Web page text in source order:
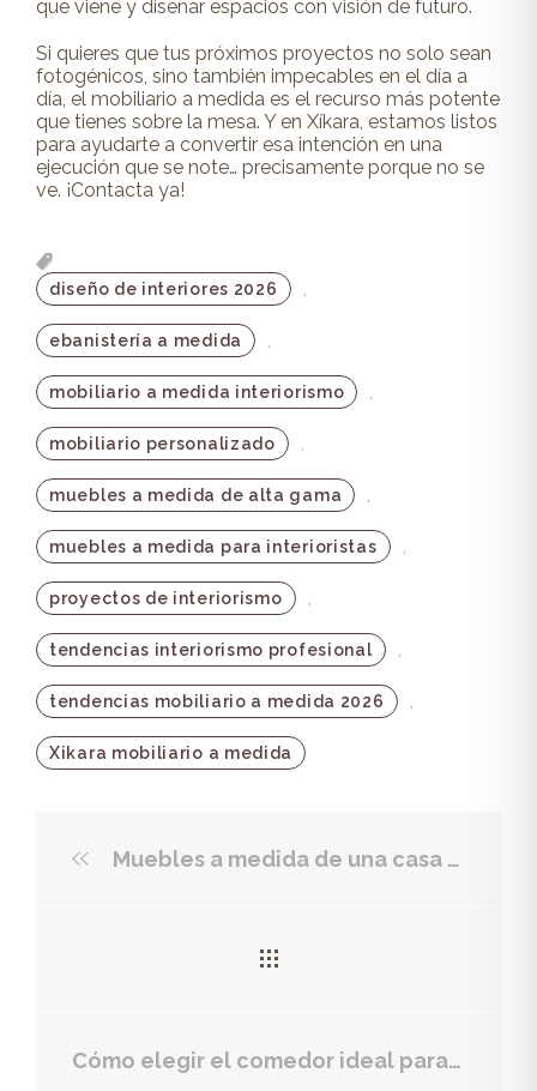
que viene y diseñar espacios con visión de futuro.
Si quieres que tus próximos proyectos no solo sean
fotogénicos, sino también impecables en el día a
día, el mobiliario a medida es el recurso más potente
que tienes sobre la mesa. Y en Xíkara, estamos listos
para ayudarte a convertir esa intención en una
ejecución que se note… precisamente porque no se
ve. ¡Contacta ya!
diseño de interiores 2026 ,
ebanistería a medida ,
mobiliario a medida interiorismo ,
mobiliario personalizado ,
muebles a medida de alta gama ,
muebles a medida para interioristas ,
proyectos de interiorismo ,
tendencias interiorismo profesional ,
tendencias mobiliario a medida 2026 ,
Xikara mobiliario a medida
Muebles a medida de una casa familiar para optimizar cada rincón
Cómo elegir el comedor ideal para una familia de 5 o más personas: mesa, sillas y almacenamiento inteligente